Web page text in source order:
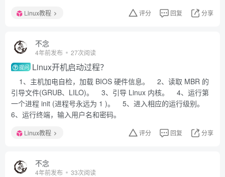
Linux教程 评分 回复 分享
不念
4年前发布 27次阅读
提问 Linux开机启动过程？
1、主机加电自检，加载 BIOS 硬件信息。 2、读取 MBR 的
引导文件(GRUB、LILO)。 3、引导 Linux 内核。 4、运行第
一个进程 init (进程号永远为 1 )。 5、进入相应的运行级别。
6、运行终端，输入用户名和密码。
Linux教程 评分 回复 分享
不念
4年前发布 33次阅读